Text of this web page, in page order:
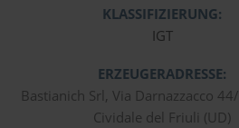
KLASSIFIZIERUNG:
IGT
ERZEUGERADRESSE:
Bastianich Srl, Via Darnazzacco
Cividale del Friuli (UD)